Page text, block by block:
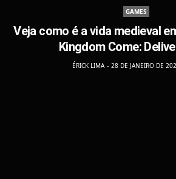
GAMES
Veja como é a vida medieval
Kingdom Come:
ÉRICK LIMA 28 DE JANEIRO DE